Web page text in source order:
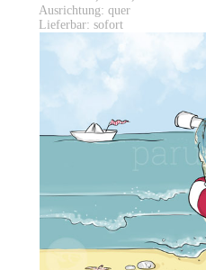
Ausrichtung: quer
Lieferbar: sofort